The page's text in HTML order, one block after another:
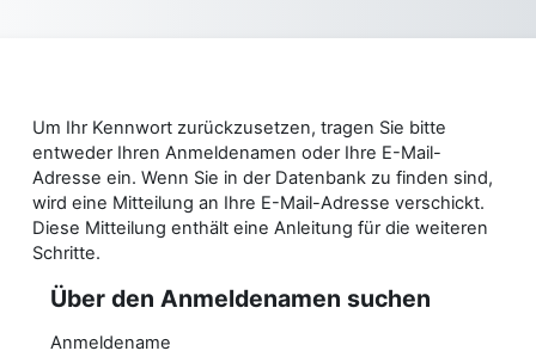
Um Ihr Kennwort zurückzusetzen, tragen Sie bitte
entweder Ihren Anmeldenamen oder Ihre E-Mail-
Adresse ein. Wenn Sie in der Datenbank zu finden sind,
wird eine Mitteilung an Ihre E-Mail-Adresse verschickt.
Diese Mitteilung enthält eine Anleitung für die weiteren
Schritte.
Über den Anmeldenamen suchen
Über den Anmeldenamen suchen
Anmeldename